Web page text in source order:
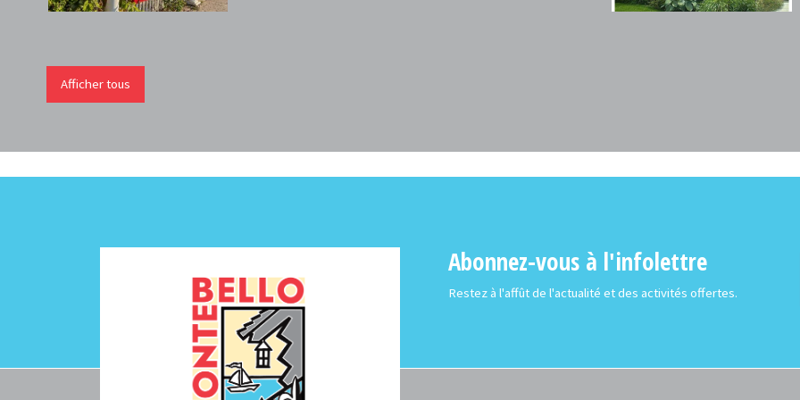
Afficher tous
Abonnez-vous à l'infolettre
Restez à l'affût de l'actualité et des activités offertes.